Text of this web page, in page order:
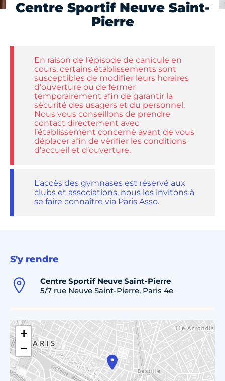
Centre Sportif Neuve Saint-
Pierre
En raison de l’épisode de canicule en
cours, certains établissements sont
susceptibles de modifier leurs horaires
d’ouverture ou de fermer
temporairement afin de garantir la
sécurité des usagers et du personnel.
Nous vous conseillons de prendre
contact directement avec
l’établissement concerné avant de vous
déplacer afin de vérifier les conditions
d’accueil et d’ouverture.
L’accès des gymnases est réservé aux
clubs et associations, nous les invitons à
se faire connaître via Paris Asso.
S'y rendre
Centre Sportif Neuve Saint-Pierre
5/7 rue Neuve Saint-Pierre, Paris 4e
+
−